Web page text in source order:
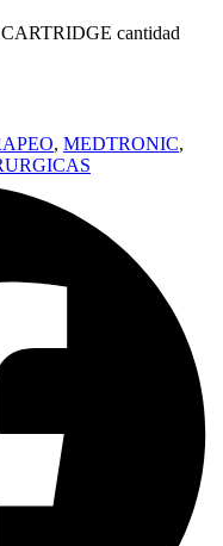
cantidad
, MEDTRONIC,